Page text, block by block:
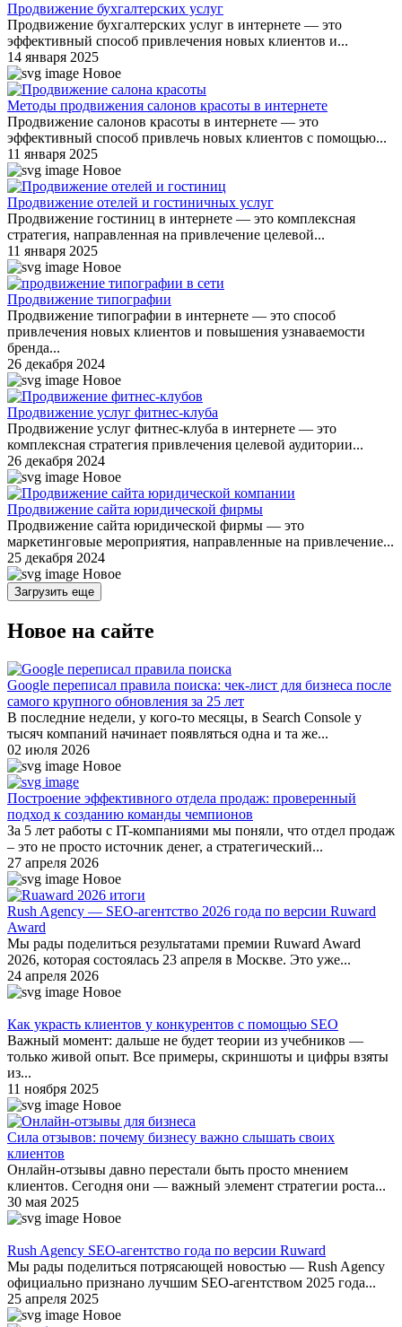
Продвижение бухгалтерских услуг
Продвижение бухгалтерских услуг в интернете — это
эффективный способ привлечения новых клиентов и...
14 января 2025
Новое
Методы продвижения салонов красоты в интернете
Продвижение салонов красоты в интернете — это
эффективный способ привлечь новых клиентов с помощью...
11 января 2025
Новое
Продвижение отелей и гостиничных услуг
Продвижение гостиниц в интернете — это комплексная
стратегия, направленная на привлечение целевой...
11 января 2025
Новое
Продвижение типографии
Продвижение типографии в интернете — это способ
привлечения новых клиентов и повышения узнаваемости
бренда...
26 декабря 2024
Новое
Продвижение услуг фитнес-клуба
Продвижение услуг фитнес-клуба в интернете — это
комплексная стратегия привлечения целевой аудитории...
26 декабря 2024
Новое
Продвижение сайта юридической фирмы
Продвижение сайта юридической фирмы — это
маркетинговые мероприятия, направленные на привлечение...
25 декабря 2024
Новое
Загрузить еще
Новое на сайте
Google переписал правила поиска: чек-лист для бизнеса после
самого крупного обновления за 25 лет
В последние недели, у кого-то месяцы, в Search Console у
тысяч компаний начинает появляться одна и та же...
02 июля 2026
Новое
Построение эффективного отдела продаж: проверенный
подход к созданию команды чемпионов
За 5 лет работы с IT-компаниями мы поняли, что отдел продаж
– это не просто источник денег, а стратегический...
27 апреля 2026
Новое
Rush Agency — SEO-агентство 2026 года по версии Ruward
Award
Мы рады поделиться результатами премии Ruward Award
2026, которая состоялась 23 апреля в Москве. Это уже...
24 апреля 2026
Новое
Как украсть клиентов у конкурентов с помощью SEO
Важный момент: дальше не будет теории из учебников —
только живой опыт. Все примеры, скриншоты и цифры взяты
из...
11 ноября 2025
Новое
Сила отзывов: почему бизнесу важно слышать своих
клиентов
Онлайн-отзывы давно перестали быть просто мнением
клиентов. Сегодня они — важный элемент стратегии роста...
30 мая 2025
Новое
Rush Agency SEO-агентство года по версии Ruward
Мы рады поделиться потрясающей новостью — Rush Agency
официально признано лучшим SEO-агентством 2025 года...
25 апреля 2025
Новое